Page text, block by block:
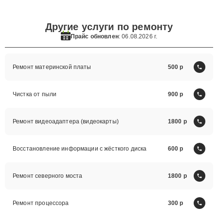
Другие услуги по ремонту
Прайс обновлен: 06.08.2026 г.
Ремонт материнской платы 500
Чистка от пыли 900
Ремонт видеоадаптера (видеокарты) 1800
Восстановление информации с жёсткого диска 600
Ремонт северного моста 1800
Ремонт процессора 300